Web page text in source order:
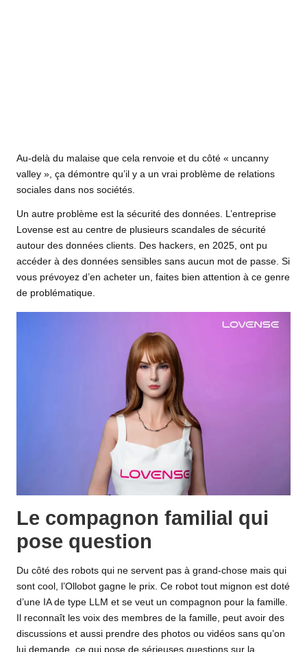
Au-delà du malaise que cela renvoie et du côté « uncanny
valley », ça démontre qu’il y a un vrai problème de relations
sociales dans nos sociétés.
Un autre problème est la sécurité des données. L’entreprise
Lovense est au centre de plusieurs scandales de sécurité
autour des données clients. Des hackers, en 2025, ont pu
accéder à des données sensibles sans aucun mot de passe. Si
vous prévoyez d’en acheter un, faites bien attention à ce genre
de problématique.
Le compagnon familial qui
pose question
Du côté des robots qui ne servent pas à grand-chose mais qui
sont cool, l’Ollobot gagne le prix. Ce robot tout mignon est doté
d’une IA de type LLM et se veut un compagnon pour la famille.
Il reconnaît les voix des membres de la famille, peut avoir des
discussions et aussi prendre des photos ou vidéos sans qu’on
lui demande, ce qui pose de sérieuses questions sur la